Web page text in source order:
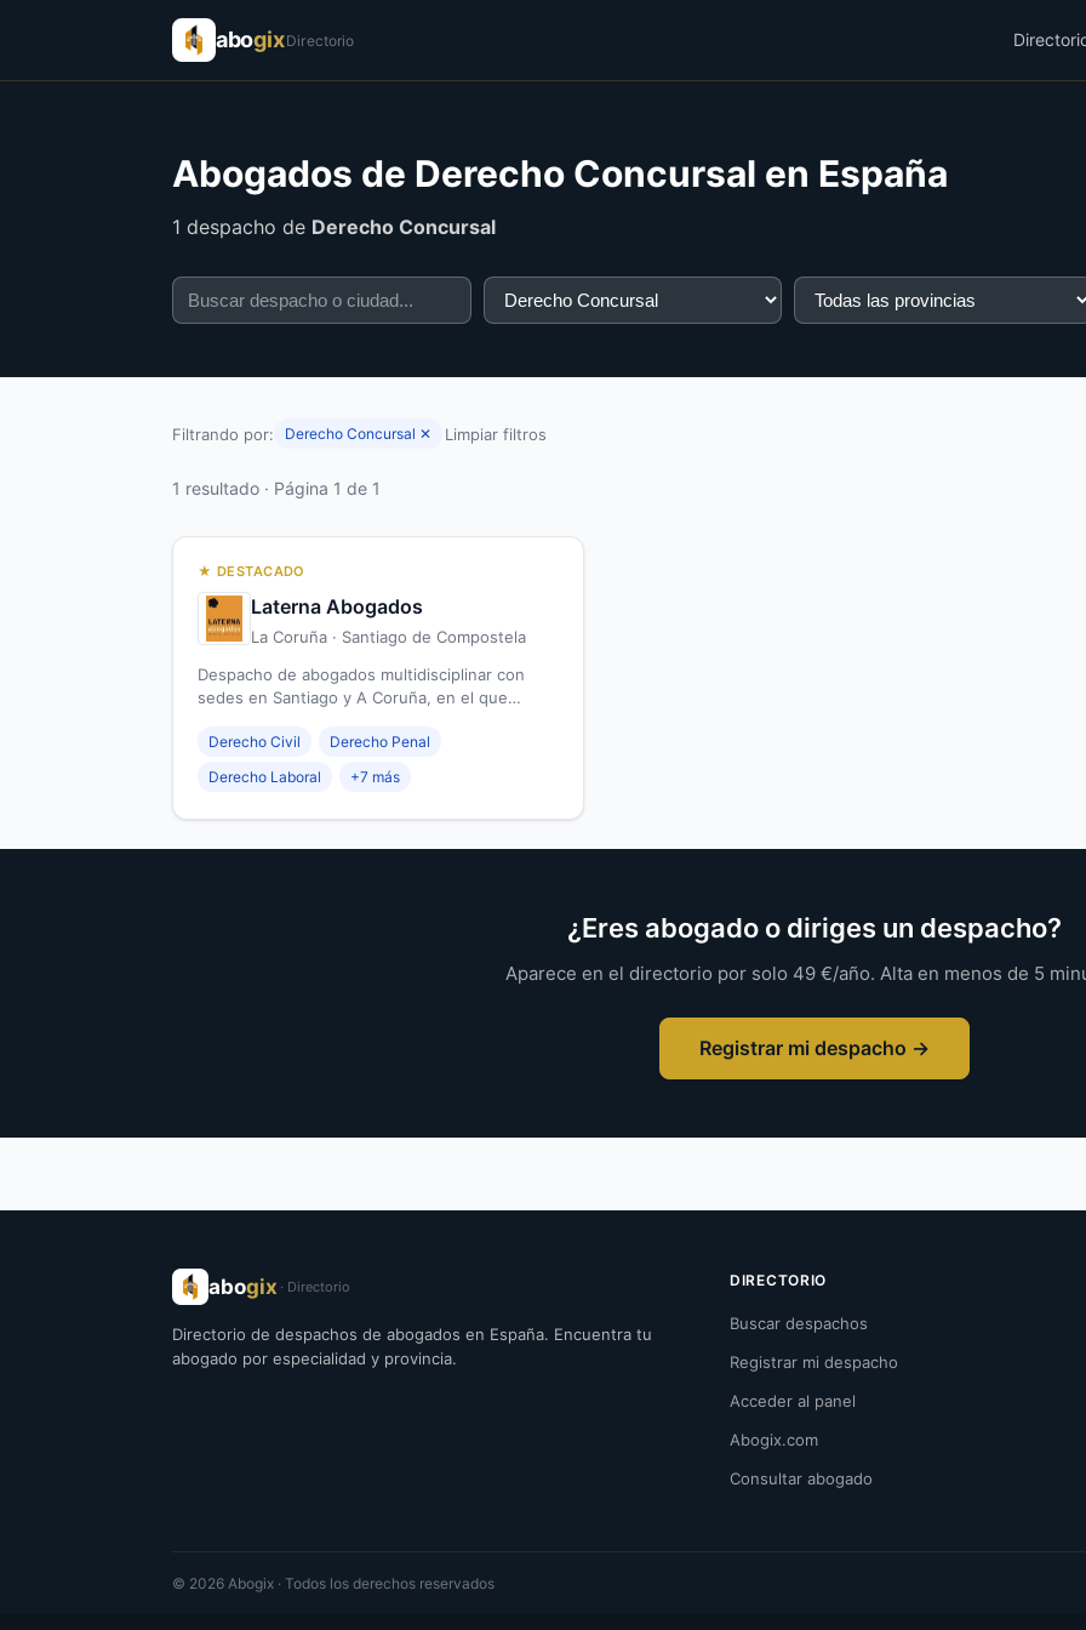
abogixDirectorio
Abogados de Derecho Concursal en España
1 despacho de Derecho Concursal
Filtrando por: Derecho Concursal ✕ Limpiar filtros
1 resultado · Página 1 de 1
★ DESTACADO
Laterna Abogados
La Coruña · Santiago de Compostela
Despacho de abogados multidisciplinar con
sedes en Santiago y A Coruña, en el que
Derecho Civil
Derecho Penal
Derecho Laboral
+7 más
¿Eres abogado o diriges un despacho?
Aparece en el directorio por solo 49 €/año. Alta en menos de 5
Registrar mi despacho →
abogix · Directorio
Directorio de despachos de abogados en España. Encuentra tu
abogado por especialidad y provincia.
DIRECTORIO
Buscar despachos
Registrar mi despacho
Acceder al panel
Abogix.com
Consultar abogado
© 2026 Abogix · Todos los derechos reservados